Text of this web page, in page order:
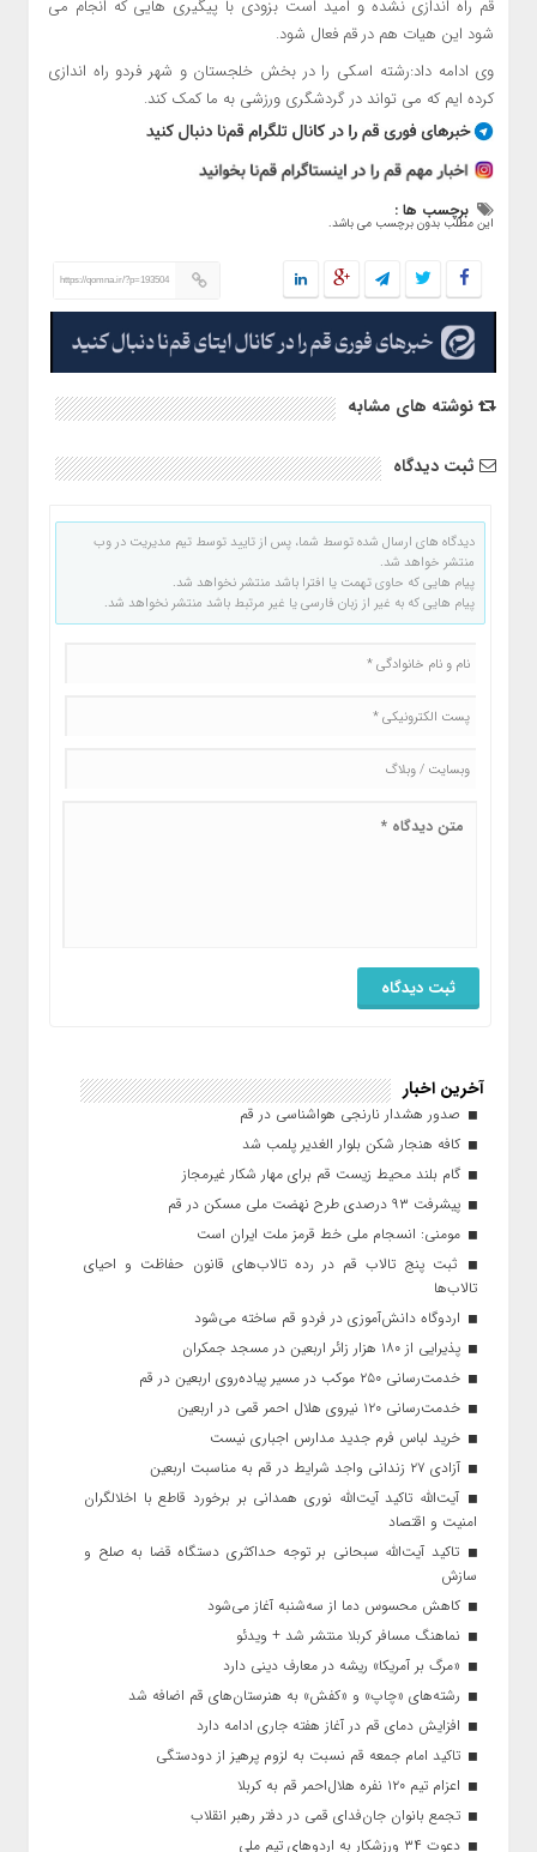
قم راه اندازی نشده و امید است بزودی با پیگیری هایی که انجام می
شود این هیات هم در قم فعال شود.
وی ادامه داد:رشته اسکی را در بخش خلجستان و شهر فردو راه اندازی
کرده ایم که می تواند در گردشگری ورزشی به ما کمک کند.
برچسب ها :
این مطلب بدون برچسب می باشد.
https://qomna.ir/?p=193504
نوشته های مشابه
ثبت دیدگاه
دیدگاه های ارسال شده توسط شما، پس از تایید توسط تیم مدیریت در وب
منتشر خواهد شد.
پیام هایی که حاوی تهمت یا افترا باشد منتشر نخواهد شد.
پیام هایی که به غیر از زبان فارسی یا غیر مرتبط باشد منتشر نخواهد شد.
آخرین اخبار
صدور هشدار نارنجی هواشناسی در قم
کافه هنجار شکن بلوار الغدیر پلمب شد
گام بلند محیط زیست قم برای مهار شکار غیرمجاز
پیشرفت ۹۳ درصدی طرح نهضت ملی مسکن در قم
مومنی: انسجام ملی خط قرمز ملت ایران است
ثبت پنج تالاب قم در رده تالاب‌های قانون حفاظت و احیای
تالاب‌ها
اردوگاه دانش‌آموزی در فردو قم ساخته می‌شود
پذیرایی از ۱۸۰ هزار زائر اربعین در مسجد جمکران
خدمت‌رسانی ۲۵۰ موکب در مسیر پیاده‌روی اربعین در قم
خدمت‌رسانی ۱۲۰ نیروی هلال احمر قمی در اربعین
خرید لباس فرم جدید مدارس اجباری نیست
آزادی ۲۷ زندانی واجد شرایط در قم به مناسبت اربعین
آیت‌الله تاکید آیت‌الله نوری همدانی بر برخورد قاطع با اخلالگران
امنیت و اقتصاد
تاکید آیت‌الله‌ سبحانی بر توجه حداکثری دستگاه قضا به صلح و
سازش
کاهش محسوس دما از سه‌شنبه آغاز می‌شود
نماهنگ مسافر کربلا منتشر شد + ویدئو
«مرگ بر آمریکا» ریشه در معارف دینی دارد
رشته‌های «چاپ» و «کفش» به هنرستان‌های قم اضافه شد
افزایش دمای قم در آغاز هفته جاری ادامه دارد
تاکید امام جمعه قم نسبت به لزوم پرهیز از دودستگی
اعزام تیم ۱۲۰ نفره هلال‌احمر قم به کربلا
تجمع بانوان جان‌فدای قمی در دفتر رهبر انقلاب
دعوت ۳۴ ورزشکار به اردوهای تیم ملی